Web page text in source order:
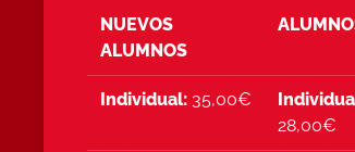
NUEVOS
ALUMNOS
Individual: 35,00€
28,00€